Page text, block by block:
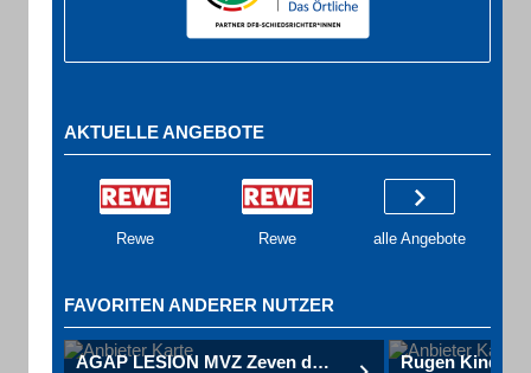
AKTUELLE ANGEBOTE
Rewe Rewe alle Angebote
FAVORITEN ANDERER NUTZER
AGAP LESION MVZ Zeven der AGAP.ESION MVZ Rotenburg gGmbH